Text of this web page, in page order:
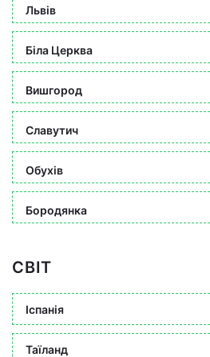
Львів
Біла Церква
Вишгород
Славутич
Обухів
Бородянка
СВІТ
Іспанія
Таїланд